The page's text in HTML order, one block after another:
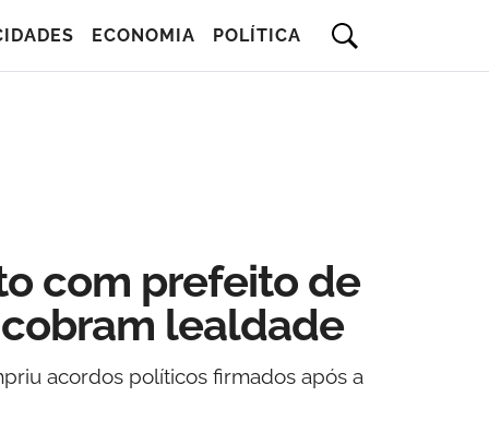
ECONOMIA POLÍTICA
com prefeito de
lealdade
acordos políticos firmados após a